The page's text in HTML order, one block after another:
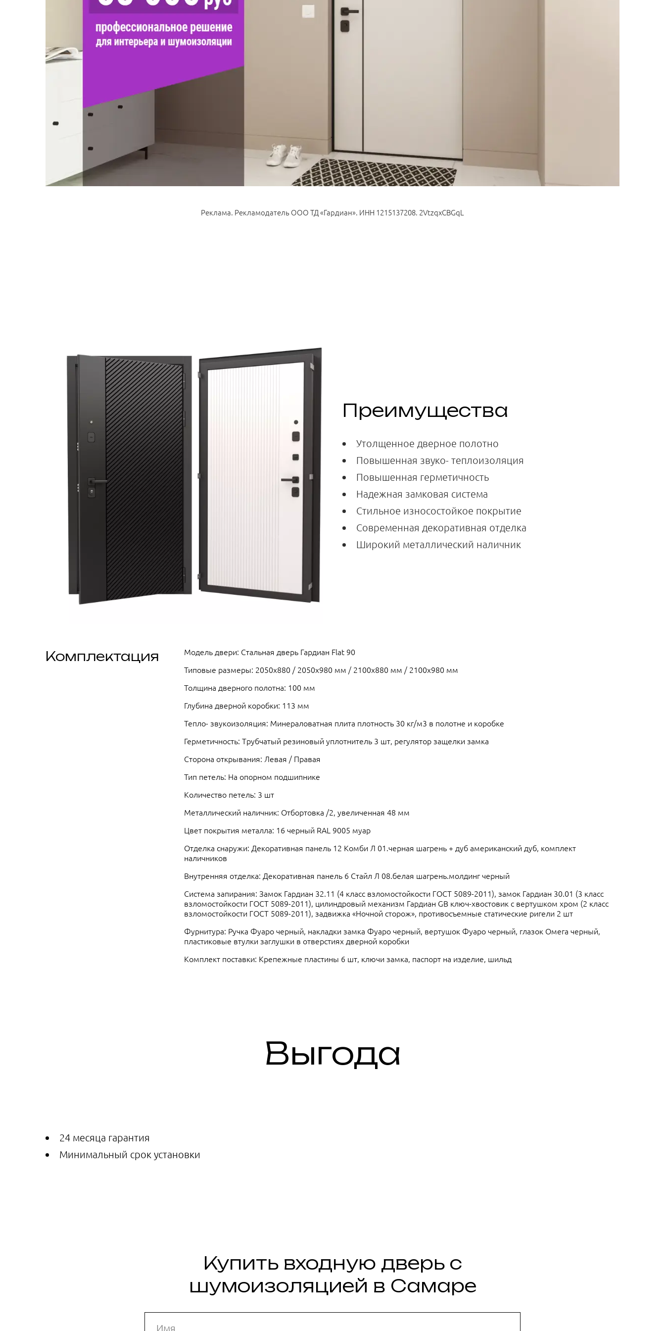
Реклама. Рекламодатель ООО ТД «Гардиан». ИНН 1215137208. 2VtzqxCBGqL
Преимущества
Утолщенное дверное полотно
Повышенная звуко- теплоизоляция
Повышенная герметичность
Надежная замковая система
Стильное износостойкое покрытие
Современная декоративная отделка
Широкий металлический наличник
Комплектация
Модель двери: Стальная дверь Гардиан Flat 90
Типовые размеры: 2050х880 / 2050х980 мм / 2100х880 мм / 2100х980 мм
Толщина дверного полотна: 100 мм
Глубина дверной коробки: 113 мм
Тепло- звукоизоляция: Минераловатная плита плотность 30 кг/м3 в полотне и коробке
Герметичность: Трубчатый резиновый уплотнитель 3 шт, регулятор защелки замка
Сторона открывания: Левая / Правая
Тип петель: На опорном подшипнике
Количество петель: 3 шт
Металлический наличник: Отбортовка /2, увеличенная 48 мм
Цвет покрытия металла: 16 черный RАL 9005 муар
Отделка снаружи: Декоративная панель 12 Комби Л 01.черная шагрень + дуб американский дуб, комплект
наличников
Внутренняя отделка: Декоративная панель 6 Стайл Л 08.белая шагрень.молдинг черный
Система запирания: Замок Гардиан 32.11 (4 класс взломостойкости ГОСТ 5089-2011), замок Гардиан 30.01 (3 класс
взломостойкости ГОСТ 5089-2011), цилиндровый механизм Гардиан GB ключ-хвостовик с вертушком хром (2 класс
взломостойкости ГОСТ 5089-2011), задвижка «Ночной сторож», противосъемные статические ригели 2 шт
Фурнитура: Ручка Фуаро черный, накладки замка Фуаро черный, вертушок Фуаро черный, глазок Омега черный,
пластиковые втулки заглушки в отверстиях дверной коробки
Комплект поставки: Крепежные пластины 6 шт, ключи замка, паспорт на изделие, шильд
Выгода
24 месяца гарантия
Минимальный срок установки
Купить входную дверь с
шумоизоляцией в Самаре